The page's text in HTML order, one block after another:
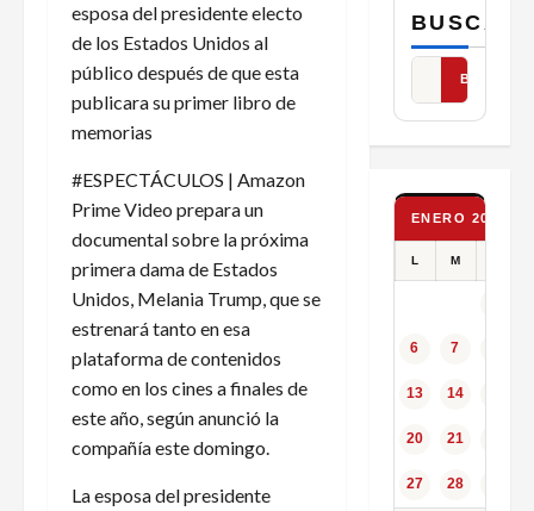
esposa del presidente electo
de los Estados Unidos al
público después de que esta
publicara su primer libro de
memorias
#ESPECTÁCULOS | Amazon
Prime Video prepara un
documental sobre la próxima
primera dama de Estados
Unidos, Melania Trump, que se
estrenará tanto en esa
plataforma de contenidos
como en los cines a finales de
este año, según anunció la
compañía este domingo.
La esposa del presidente
BUSCAR
BUSCAR
ENERO 2025
L M
6 7
13 14
20 21
27 28